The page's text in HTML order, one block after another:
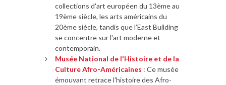
collections d'art européen du 13ème au
19ème siècle, les arts américains du
20ème siècle, tandis que l’East Building
se concentre sur l'art moderne et
contemporain.
Musée National de l'Histoire et de la
Culture Afro-Américaines : Ce musée
émouvant retrace l'histoire des Afro-